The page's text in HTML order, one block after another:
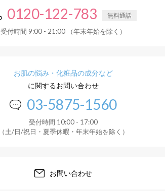
0120-122-783 無料通話
受付時間 9:00 - 21:00 （年末年始を除く）
お肌の悩み・化粧品の成分など
に関するお問い合わせ
03-5875-1560
受付時間 10:00 - 17:00
（土/日/祝日・夏季休暇・年末年始を除く）
お問い合わせ